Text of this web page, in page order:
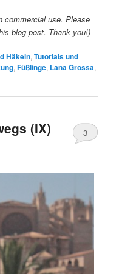
commercial use. Please
blog post. Thank you!)
Häkeln,Tutorials und
,Füßlinge, Lana Grossa,
(IX) 3